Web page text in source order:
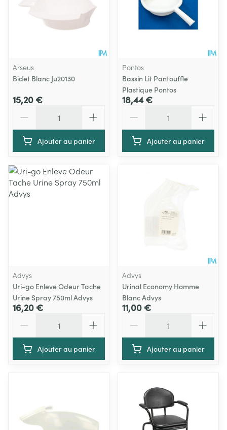
Arseus
Bidet Blanc Ju20130
15,20 €
Ajouter au panier
Pontos
Bassin Lit Pantouffle
Plastique Pontos
18,44 €
Ajouter au panier
Advys
Uri-go Enleve Odeur Tache
Urine Spray 750ml Advys
16,20 €
Ajouter au panier
Advys
Urinal Economy Homme
Blanc Advys
11,00 €
Ajouter au panier